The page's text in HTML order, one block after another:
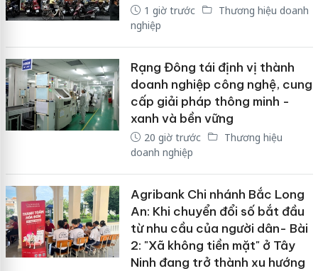
1 giờ trước
Thương hiệu doanh
nghiệp
Rạng Đông tái định vị thành
doanh nghiệp công nghệ, cung
cấp giải pháp thông minh -
xanh và bền vững
20 giờ trước
Thương hiệu
doanh nghiệp
Agribank Chi nhánh Bắc Long
An: Khi chuyển đổi số bắt đầu
từ nhu cầu của người dân- Bài
2: "Xã không tiền mặt" ở Tây
Ninh đang trở thành xu hướng